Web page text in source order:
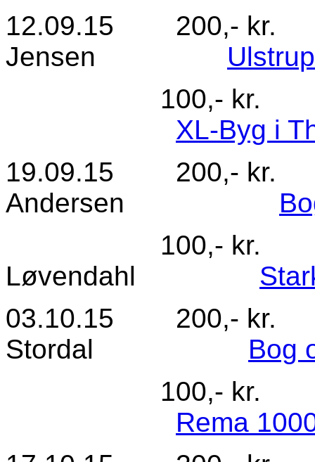
12.09.15 200,-
Jensen
100,- kr. Nr.
XL-Byg i
19.09.15 200,-
Andersen
100,- kr. Nr.
Løvendahl
03.10.15 200,-
Stordal Bog
100,- kr. Nr.
Rema